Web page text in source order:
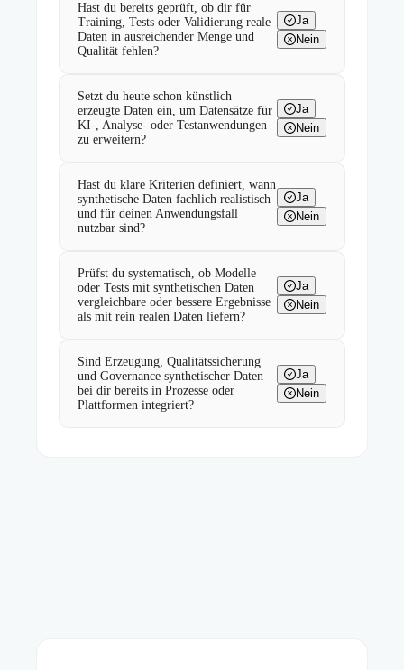
Hast du bereits geprüft, ob dir für
Training, Tests oder Validierung reale
Daten in ausreichender Menge und
Qualität fehlen?
Ja
Nein
Setzt du heute schon künstlich
erzeugte Daten ein, um Datensätze für
KI-, Analyse- oder Testanwendungen
zu erweitern?
Ja
Nein
Hast du klare Kriterien definiert, wann
synthetische Daten fachlich realistisch
und für deinen Anwendungsfall
nutzbar sind?
Ja
Nein
Prüfst du systematisch, ob Modelle
oder Tests mit synthetischen Daten
vergleichbare oder bessere Ergebnisse
als mit rein realen Daten liefern?
Ja
Nein
Sind Erzeugung, Qualitätssicherung
und Governance synthetischer Daten
bei dir bereits in Prozesse oder
Plattformen integriert?
Ja
Nein